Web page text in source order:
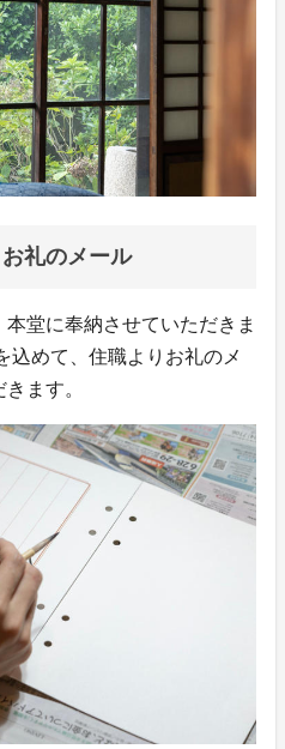
礼のメール
堂に奉納させていただきま
込めて、住職よりお礼のメ
ます。